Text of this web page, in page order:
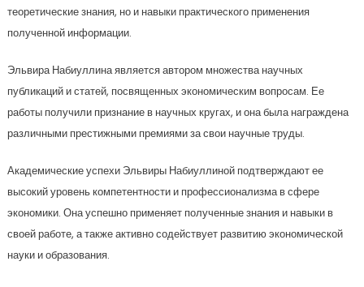
теоретические знания, но и навыки практического применения
полученной информации.
Эльвира Набиуллина является автором множества научных
публикаций и статей, посвященных экономическим вопросам. Ее
работы получили признание в научных кругах, и она была награждена
различными престижными премиями за свои научные труды.
Академические успехи Эльвиры Набиуллиной подтверждают ее
высокий уровень компетентности и профессионализма в сфере
экономики. Она успешно применяет полученные знания и навыки в
своей работе, а также активно содействует развитию экономической
науки и образования.